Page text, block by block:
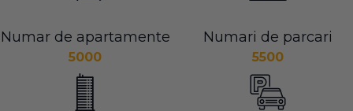
Numar de apartamente
5000
Numari de parcari
5500